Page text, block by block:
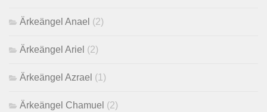
Ärkeängel Anael (2)
Ärkeängel Ariel (2)
Ärkeängel Azrael (1)
Ärkeängel Chamuel (2)